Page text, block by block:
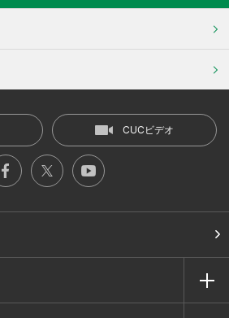
CUCビデオ